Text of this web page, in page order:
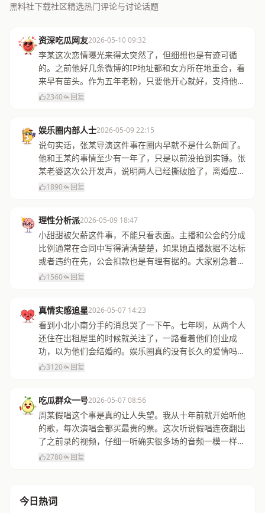
黑料社下载社区精选热门评论与讨论话题
资深吃瓜网友2026-05-10 09:32
李某这次恋情曝光来得太突然了，但细想也是有迹可循
的。之前他好几条微博的IP地址都和女方所在地重合，看
来早有苗头。作为五年老粉，只要他开心就好，支持他的
选择！
2340 回复
娱乐圈内部人士2026-05-09 22:15
说句实话，张某导演这件事在圈内早就不是什么新闻了。
他和王某的事情至少有一年了，只是以前没拍到实锤。张
某老婆这次公开发声，说明两人已经撕破脸了，离婚应该
是迟早的事。黑料社下载的消息很准。
1890 回复
理性分析派2026-05-09 18:47
小甜甜被欠薪这件事，不能只看表面。主播和公会的分成
比例通常在合同中写得清清楚楚，如果她直播数据不达标
或者违约在先，公会扣款也是有理有据的。大家别急着站
队，等双方都把证据摆出来再说。
1560 回复
真情实感追星2026-05-07 14:23
看到小北小南分手的消息哭了一下午。七年啊，从两个人
还住在出租屋里的时候就关注了，一路看着他们创业成
功，以为他们会结婚的。娱乐圈真的没有长久的爱情吗？
希望他们都是真心爱过，体面分开就好。
3120 回复
吃瓜群众一号2026-05-07 08:56
周某假唱这个事是真的让人失望。我从十年前就开始听他
的歌，每次演唱会都买最贵的票。这次听说假唱连夜翻出
了之前录的视频，仔细一听确实很多场的音频一模一样。
感觉自己的青春被欺骗了，以后不会再支持了。
2780 回复
今日热词